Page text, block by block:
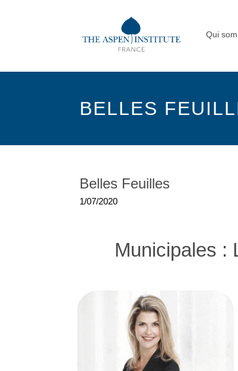
Qui
BELLES
1/07/2020
Belles Feuilles
Municipales :